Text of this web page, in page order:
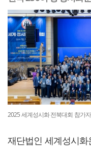
2025 세계성시화 전북대회 참가
재단법인 세계성시화